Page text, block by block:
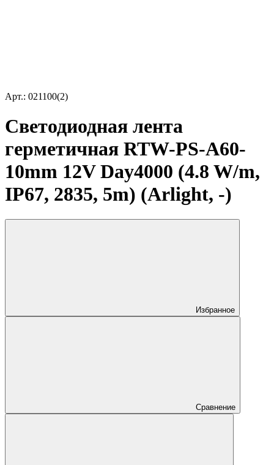
Арт.: 021100(2)
Светодиодная лента
герметичная RTW-PS-A60-
10mm 12V Day4000 (4.8 W/m,
IP67, 2835, 5m) (Arlight, -)
Избранное
Сравнение